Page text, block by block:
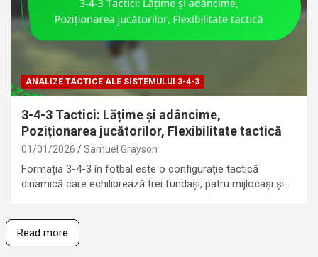
ANALIZE TACTICE ALE SISTEMULUI 3-4-3
3-4-3 Tactici: Lățime și adâncime,
Poziționarea jucătorilor, Flexibilitate tactică
01/01/2026 Samuel Grayson
Formația 3-4-3 în fotbal este o configurație tactică
dinamică care echilibrează trei fundași, patru mijlocași și…
Read more